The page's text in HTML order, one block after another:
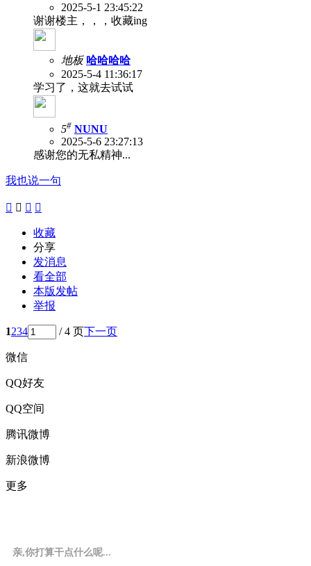
2025-5-1 23:45:22
谢谢楼主，，，收藏ing
地板 哈哈哈哈
2025-5-4 11:36:17
学习了，这就去试试
5# NUNU
2025-5-6 23:27:13
感谢您的无私精神...
我也说一句
   
收藏
分享
发消息
看全部
本版发帖
举报
1234 / 4 页下一页
微信
QQ好友
QQ空间
腾讯微博
新浪微博
更多
亲,你打算干点什么呢...